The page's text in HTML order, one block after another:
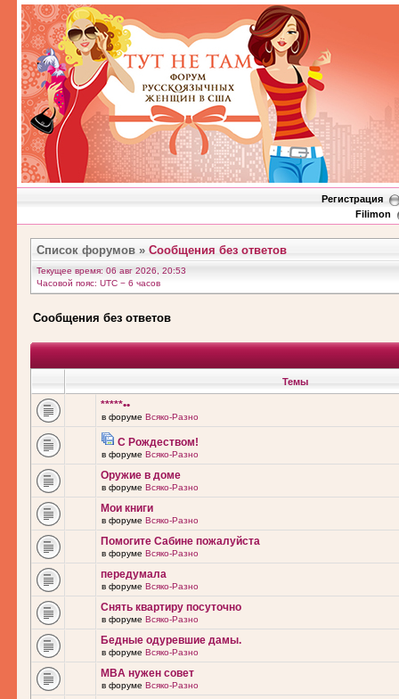
Регистрация
Filimon
Список форумов » Сообщения без ответов
Текущее время: 06 авг 2026, 20:53
Часовой пояс: UTC − 6 часов
Сообщения без ответов
Темы
*****••
в форуме Всяко-Разно
С Рождеством!
в форуме Всяко-Разно
Оружие в доме
в форуме Всяко-Разно
Мои книги
в форуме Всяко-Разно
Помогите Сабине пожалуйста
в форуме Всяко-Разно
передумала
в форуме Всяко-Разно
Снять квартиру посуточно
в форуме Всяко-Разно
Бедные одуревшие дамы.
в форуме Всяко-Разно
MBA нужен совет
в форуме Всяко-Разно